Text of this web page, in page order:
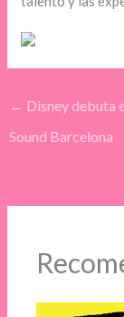
← Disney debuta
Sound Barcelona